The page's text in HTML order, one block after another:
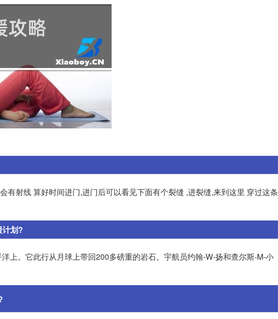
有射线 算好时间进门,进门后可以看见下面有个裂缝 ,进裂缝,来到这里 穿过这条
计划?
上。它此行从月球上带回200多磅重的岩石。宇航员约翰-W-扬和查尔斯-M-小